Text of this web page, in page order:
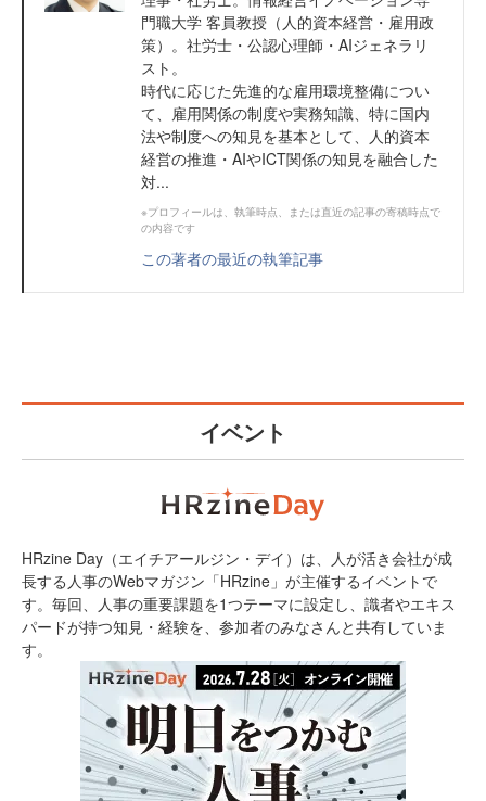
門職大学 客員教授（人的資本経営・雇用政
策）。社労士・公認心理師・AIジェネラリ
スト。
時代に応じた先進的な雇用環境整備につい
て、雇用関係の制度や実務知識、特に国内
法や制度への知見を基本として、人的資本
経営の推進・AIやICT関係の知見を融合した
対...
※プロフィールは、執筆時点、または直近の記事の寄稿時点で
の内容です
この著者の最近の執筆記事
イベント
HRzine Day（エイチアールジン・デイ）は、人が活き会社が成
長する人事のWebマガジン「HRzine」が主催するイベントで
す。毎回、人事の重要課題を1つテーマに設定し、識者やエキス
パードが持つ知見・経験を、参加者のみなさんと共有していま
す。